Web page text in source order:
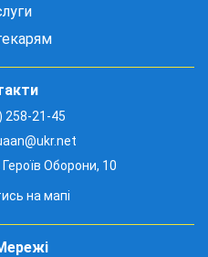
258-21-45
Оборони, 10
на мапі